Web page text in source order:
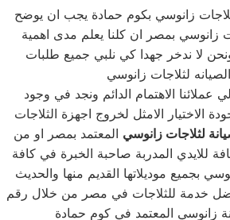
زانوسي بكوم حمادة يجب ان يوضح
زانوسي بمصر ان كلنا يعلم مدى اهمية
ونحن لا ندخر جهدا كي نلبي جميع طلبات
عملائنا الاهتمام الدائم ونجد في وجود
الاختيار الامثل لخروج اجهزة الثلاجات
لثلاجات زانوسي المعتمد بمصر او من
للايدي المدربة صاحبة الخبرة في كافة
خدمة للثلاجات في مصر من خلال رقم